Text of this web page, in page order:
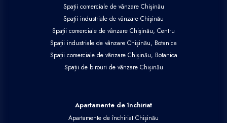
Spații comerciale de vânzare Chișinău
Spații industriale de vânzare Chișinău
Spații comerciale de vânzare Chișinău, Centru
Spații industriale de vânzare Chișinău, Botanica
Spații comerciale de vânzare Chișinău, Botanica
Spații de birouri de vânzare Chișinău
Apartamente de închiriat
Apartamente de închiriat Chișinău